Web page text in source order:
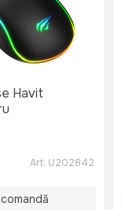
Havit
Art: U202842